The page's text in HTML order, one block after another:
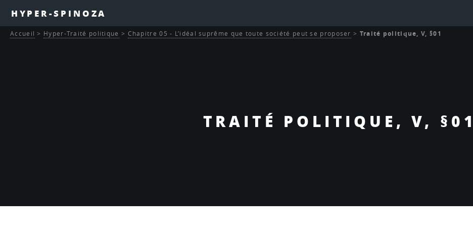
HYPER-SPINOZA
TRAITÉ POLITIQUE, V, §01
Accueil > Hyper-Traité politique > Chapitre 05 - L’idéal suprême que toute société peut se proposer > Traité politique, V, §01